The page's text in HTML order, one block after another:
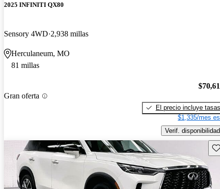
2025 INFINITI QX80
Sensory 4WD 2,938 millas
Herculaneum, MO
81 millas
Gran oferta
El precio incluye tasas
$1,335/mes
Verif. disponibilidad